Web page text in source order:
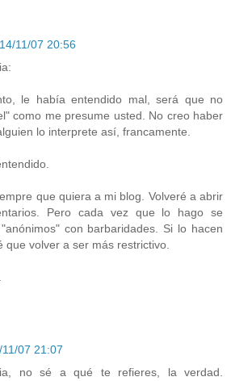
14/11/07 20:56
le había entendido mal, será que no
como me presume usted. No creo haber
lo interprete así, francamente.
que quiera a mi blog. Volveré a abrir
Pero cada vez que lo hago se
con barbaridades. Si lo hacen
que volver a ser más restrictivo.
11/07 21:07
no sé a qué te refieres, la verdad.